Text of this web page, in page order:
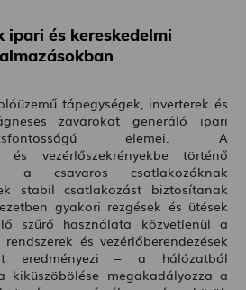
ipari és kereskedelmi
tápegységek, inverterek és
zavarokat generáló ipari
elemei. A
és vezérlőszekrényekbe történő
a csavaros csatlakozóknak
stabil csatlakozást biztosítanak
gyakori rezgések és ütések
szűrő használata közvetlenül a
és vezérlőberendezések
eredményezi – a hálózatból
kiküszöbölése megakadályozza a